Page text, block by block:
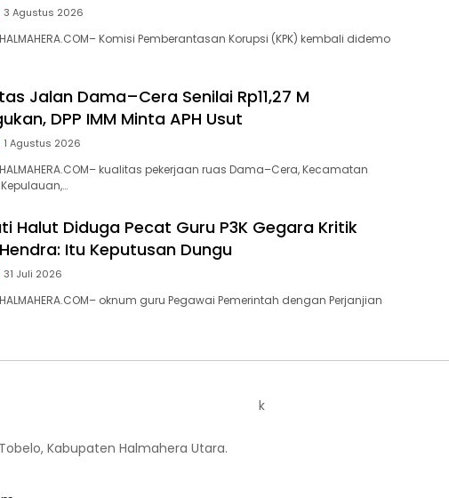
3 Agustus 2026
Komisi Pemberantasan Korupsi (KPK) kembali didemo
Jalan Dama–Cera Senilai Rp11,27 M
DPP IMM Minta APH Usut
1 Agustus 2026
kualitas pekerjaan ruas Dama–Cera, Kecamatan
Halut Diduga Pecat Guru P3K Gegara Kritik
Hendra: Itu Keputusan Dungu
31 Juli 2026
oknum guru Pegawai Pemerintah dengan Perjanjian
Kabupaten Halmahera Utara.
k